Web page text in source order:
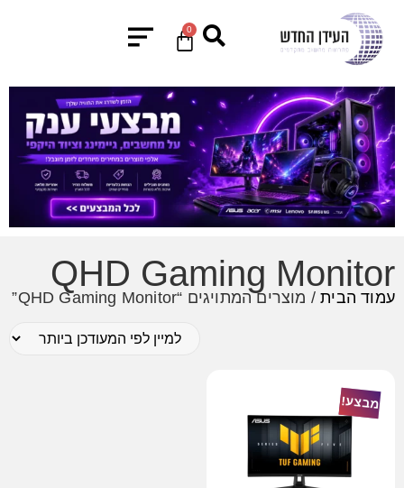
0
QHD Gaming Monitor
עמוד הבית/ מוצרים המתויגים “QHD Gaming Monitor”
מבצע!